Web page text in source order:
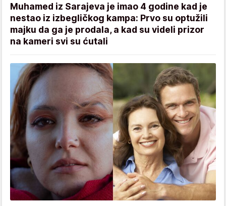
Muhamed iz Sarajeva je imao 4 godine kad je
nestao iz izbegličkog kampa: Prvo su optužili
majku da ga je prodala, a kad su videli prizor
na kameri svi su ćutali